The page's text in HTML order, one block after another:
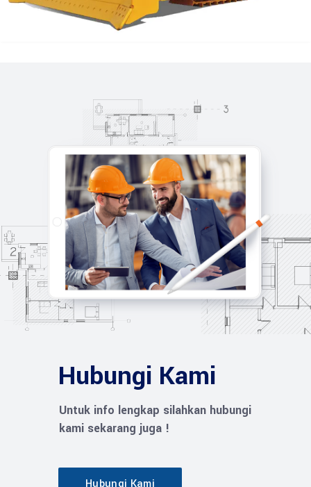
Hubungi Kami
Untuk info lengkap silahkan hubungi
kami sekarang juga !